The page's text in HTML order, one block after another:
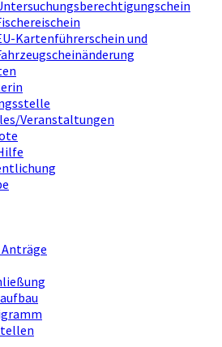
Kartenführerschein und
Veranstaltungen